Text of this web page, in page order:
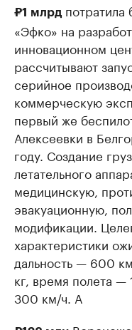
₽1 млрд потратила
«Эфко» на
инновационном
рассчитывают
серийное
коммерческую
первый же
Алексеевки в
году. Создание
летательного
медицинскую,
эвакуационную,
модификации.
характеристики
дальность — 600
кг, время полета
300 км/ч. А